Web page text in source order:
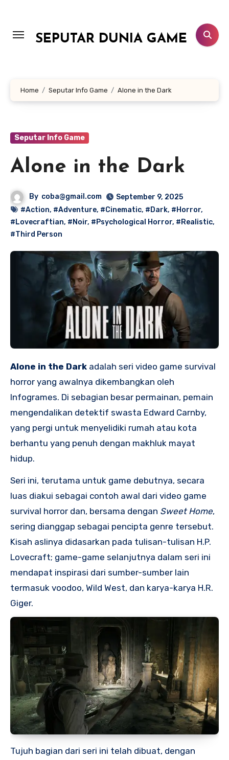
konten
SEPUTAR DUNIA GAME
Home Seputar Info Game Alone in the Dark
Seputar Info Game
Alone in the Dark
By coba@gmail.com
September 9, 2025
#Action, #Adventure, #Cinematic, #Dark, #Horror,
#Lovecraftian, #Noir, #Psychological Horror, #Realistic,
#Third Person
Alone in the Dark adalah seri video game survival
horror yang awalnya dikembangkan oleh
Infogrames. Di sebagian besar permainan, pemain
mengendalikan detektif swasta Edward Carnby,
yang pergi untuk menyelidiki rumah atau kota
berhantu yang penuh dengan makhluk mayat
hidup.
Seri ini, terutama untuk game debutnya, secara
luas diakui sebagai contoh awal dari video game
survival horror dan, bersama dengan Sweet Home,
sering dianggap sebagai pencipta genre tersebut.
Kisah aslinya didasarkan pada tulisan-tulisan H.P.
Lovecraft; game-game selanjutnya dalam seri ini
mendapat inspirasi dari sumber-sumber lain
termasuk voodoo, Wild West, dan karya-karya H.R.
Giger.
Tujuh bagian dari seri ini telah dibuat, dengan